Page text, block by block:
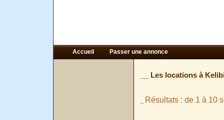
Accueil Passer une annonce
__ Les locations à
Résultats : de 1 à 10